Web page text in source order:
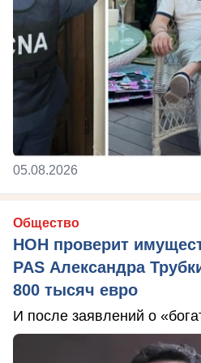
05.08.2026
Общество
НОН проверит
PAS Александра
800 тысяч евро
И после заявлений о